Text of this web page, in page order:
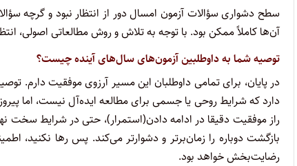
سطح دشواری سؤالات آزمون امسال دور از انتظار نبود و گرچه
آن‌ها کاملاً ممکن بود. با توجه به تلاش و روش مطالعاتی اصولی،
توصیه شما به داوطلبین آزمون‌های سال‌های آینده چیست؟
در پایان، برای تمامی داوطلبان این مسیر آرزوی موفقیت دارم.
دارد که شرایط روحی یا جسمی برای مطالعه ایده‌آل نیست، اما
راز موفقیت دقیقا در ادامه دادن(استمرار)، حتی در شرایط
بازگشت دوباره را زمان‌برتر و دشوارتر می‌کند. پس رها نکنید،
رضایت‌بخش خواهد بود.